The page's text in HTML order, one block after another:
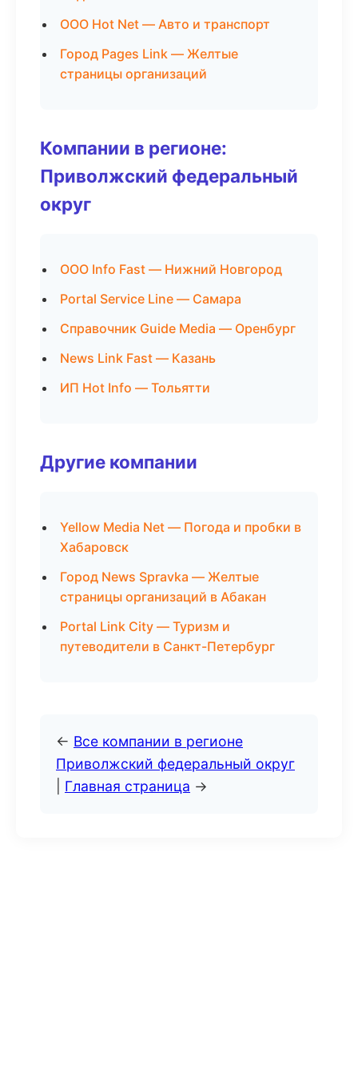
ООО Hot Net — Авто и транспорт
Город Pages Link — Желтые
страницы организаций
Компании в регионе:
Приволжский федеральный
округ
ООО Info Fast — Нижний Новгород
Portal Service Line — Самара
Справочник Guide Media — Оренбург
News Link Fast — Казань
ИП Hot Info — Тольятти
Другие компании
Yellow Media Net — Погода и пробки в
Хабаровск
Город News Spravka — Желтые
страницы организаций в Абакан
Portal Link City — Туризм и
путеводители в Санкт-Петербург
← Все компании в регионе
Приволжский федеральный округ
Главная страница →